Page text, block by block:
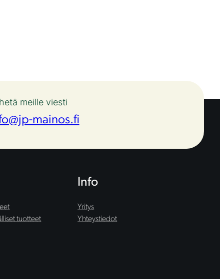
meille viesti
mainos.fi
tuotteet
Info
Yritys
Yhteystiedot